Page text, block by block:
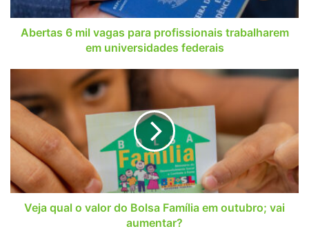
universidades
federais
Abertas 6 mil vagas para profissionais trabalharem
em universidades federais
o
valor
do
Bolsa
Família
em
outubro;
Veja qual o valor do Bolsa Família em outubro; vai
aumentar?